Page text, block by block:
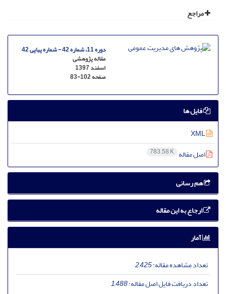
مراجع
دوره 11، شماره 42 - شماره پیاپی 42
مقاله پژوهشی
اسفند 1397
صفحه83-102
فایل ها
اصل مقاله 783.58 K
هم رسانی
ارجاع به این مقاله
آمار
تعداد مشاهده مقاله:2,425
تعداد دریافت فایل اصل مقاله:1,488